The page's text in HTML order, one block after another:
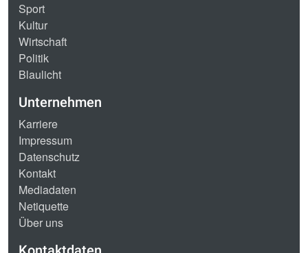
Sport
Kultur
Wirtschaft
Politik
Blaulicht
Unternehmen
Karriere
Impressum
Datenschutz
Kontakt
Mediadaten
Netiquette
Über uns